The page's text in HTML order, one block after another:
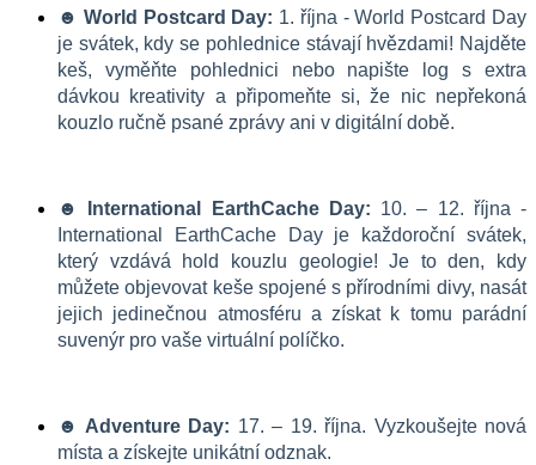
☻ World Postcard Day: 1. října - World Postcard Day
je svátek, kdy se pohlednice stávají hvězdami! Najděte
keš, vyměňte pohlednici nebo napište log s extra
dávkou kreativity a připomeňte si, že nic nepřekoná
kouzlo ručně psané zprávy ani v digitální době.
☻ International EarthCache Day: 10. – 12. října -
International EarthCache Day je každoroční svátek,
který vzdává hold kouzlu geologie! Je to den, kdy
můžete objevovat keše spojené s přírodními divy, nasát
jejich jedinečnou atmosféru a získat k tomu parádní
suvenýr pro vaše virtuální políčko.
☻ Adventure Day: 17. – 19. října. Vyzkoušejte nová
místa a získejte unikátní odznak.